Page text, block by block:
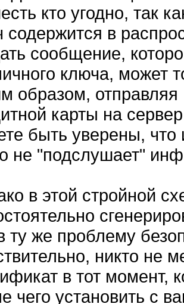
кто угодно, так
содержится в
сообщение,
ключа, может
образом,
карты на
быть уверены, что
не "подслушает"
в этой стройной
ту же проблему
никто не
в тот момент,
чего установить с